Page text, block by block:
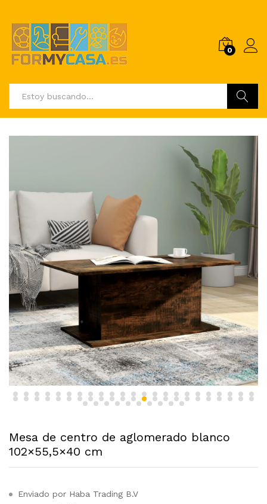
0
Mesa de centro de aglomerado blanco
102×55,5×40 cm
Enviado por Haba Trading B.V